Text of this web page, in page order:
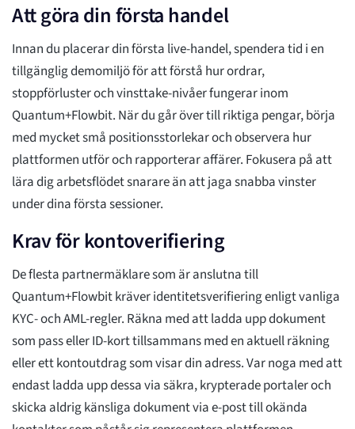
Att göra din första handel
Innan du placerar din första live-handel, spendera tid i en
tillgänglig demomiljö för att förstå hur ordrar,
stoppförluster och vinsttake-nivåer fungerar inom
Quantum+Flowbit. När du går över till riktiga pengar, börja
med mycket små positionsstorlekar och observera hur
plattformen utför och rapporterar affärer. Fokusera på att
lära dig arbetsflödet snarare än att jaga snabba vinster
under dina första sessioner.
Krav för kontoverifiering
De flesta partnermäklare som är anslutna till
Quantum+Flowbit kräver identitetsverifiering enligt vanliga
KYC- och AML-regler. Räkna med att ladda upp dokument
som pass eller ID-kort tillsammans med en aktuell räkning
eller ett kontoutdrag som visar din adress. Var noga med att
endast ladda upp dessa via säkra, krypterade portaler och
skicka aldrig känsliga dokument via e-post till okända